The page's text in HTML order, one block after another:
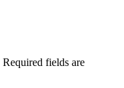
Required fields are